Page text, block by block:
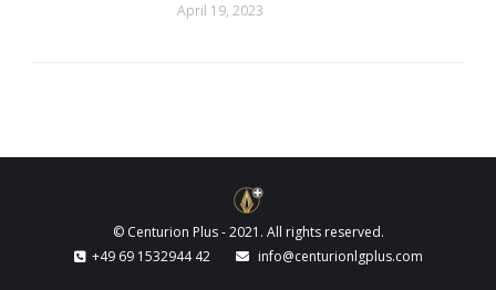
April 19, 2023
© Centurion Plus - 2021. All rights reserved.
+49 69 1532944 42
info@centurionlgplus.com